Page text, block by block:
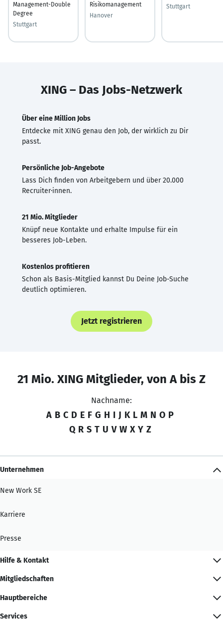
Management-Double
Degree
Stuttgart
Risikomanagement
Hanover
Stuttgart
XING – Das Jobs-Netzwerk
Über eine Million Jobs
Entdecke mit XING genau den Job, der wirklich zu Dir
passt.
Persönliche Job-Angebote
Lass Dich finden von Arbeitgebern und über 20.000
Recruiter·innen.
21 Mio. Mitglieder
Knüpf neue Kontakte und erhalte Impulse für ein
besseres Job-Leben.
Kostenlos profitieren
Schon als Basis-Mitglied kannst Du Deine Job-Suche
deutlich optimieren.
Jetzt registrieren
21 Mio. XING Mitglieder, von A bis Z
Nachname:
A B C D E F G H I J K L M N O P
Q R S T U V W X Y Z
Unternehmen
New Work SE
Karriere
Presse
Hilfe & Kontakt
Mitgliedschaften
Hauptbereiche
Services